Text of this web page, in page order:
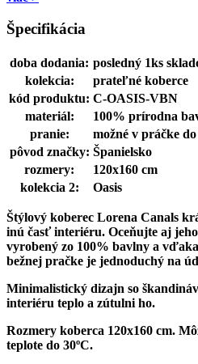
Špecifikácia
doba dodania: posledný 1ks
kolekcia:
prateľné koberce
kód produktu: C-OASIS-VBN
materiál:
100% prírodna
pranie:
možné v práčke do
pôvod značky: Španielsko
rozmery:
120x160 cm
kolekcia 2:
Oasis
Štýlový koberec Lorena Canals
inú časť interiéru. Oceňujte aj
vyrobený zo 100% bavlny a
bežnej pračke je jednoduchý na
Minimalistický dizajn so
interiéru teplo a zútulni ho.
Rozmery koberca 120x160 cm.
teplote do 30ºC.